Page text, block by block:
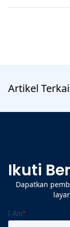
Artikel
Ikuti
Dapatkan